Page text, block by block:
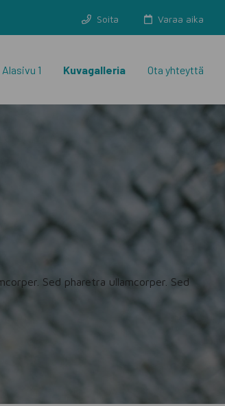
Soita Varaa aika
Alasivu 1 Kuvagalleria Ota yhteyttä
Sed pharetra ullamcorper. Sed